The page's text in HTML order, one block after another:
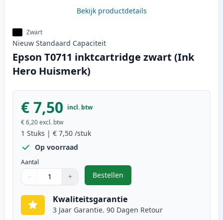
Bekijk productdetails
Zwart
Nieuw Standaard Capaciteit
Epson T0711 inktcartridge zwart (Ink
Hero Huismerk)
€ 7,50 incl. btw
€ 6,20excl. btw
1 Stuks | € 7,50 /stuk
Op voorraad
Aantal
Gebruik de knoppen om aan te passen
− +
1
Bestellen
,Epson T0711 inktcartridge zwart
Kwaliteitsgarantie
3 Jaar Garantie. 90 Dagen Retour